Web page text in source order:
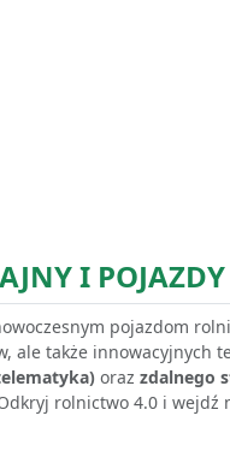
I
pojazdom
ale także innowacyjnych
oraz zdalnego
rolnictwo 4.0 i wejdź